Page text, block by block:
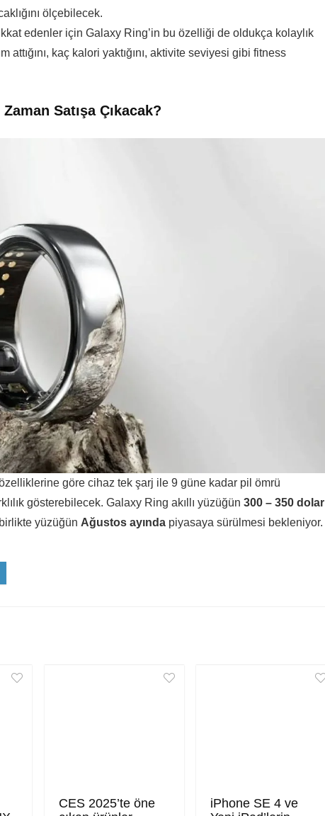
ölçebilecek.
edenler için Galaxy Ring’in bu özelliği de oldukça kolaylık
kaç kalori yaktığını, aktivite seviyesi gibi fitness
Satışa Çıkacak?
göre cihaz tek şarj ile 9 güne kadar pil ömrü
gösterebilecek. Galaxy Ring akıllı yüzüğün 300 – 350 dolar
yüzüğün Ağustos ayında piyasaya sürülmesi bekleniyor.
CES 2025’te öne
iPhone SE 4 ve